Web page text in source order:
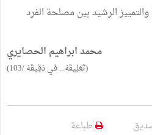
الرشيد بين مصلحة الفرد
محمد ابراهيم الحصايري
(تَعْلِيقَهْ... في دَقِيقَهْ /103)
طباعة